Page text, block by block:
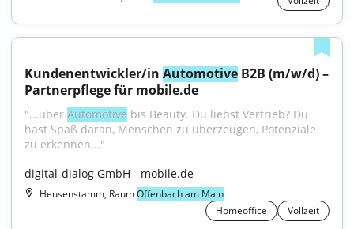
Kundenentwickler/in Automotive B2B (m/w/d) –
Partnerpflege für mobile.de
"...über Automotive bis Beauty. Du liebst Vertrieb? Du
hast Spaß daran, Menschen zu überzeugen, Potenziale
zu erkennen..."
digital-dialog GmbH - mobile.de
Heusenstamm, RaumOffenbach am Main
Homeoffice
Vollzeit